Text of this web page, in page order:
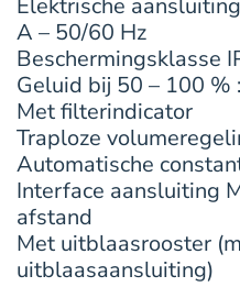
Elektrische
A – 50/60 Hz
Beschermingsklasse
Geluid bij 50 – 100 %
Met filterindicator
Traploze
Automatische
Interface aansluiting
afstand
Met uitblaasrooster
uitblaasaansluiting)